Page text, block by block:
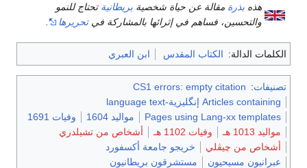
هذه بذرة مقالة عن حياة شخصية بريطانية تحتاج للنمو
والتحسين، فساهم في إثرائها بالمشاركة فيتحريرها
الكلمات الدالة: الكتاب المقدس ابن العبري
تصنيفات:
CS1 errors: empty citation
Articles containing إنگليزية-language text
Pages using Lang-xx templates
مواليد 1604
وفيات 1691
مواليد 1013 هـ
وفيات 1102 هـ
أشخاص من تشيلدري
أشخاص من چيڤلي
خريجو جامعة أكسفورد
عبرانيون مسيحيون
مستشرقون بريطانيون